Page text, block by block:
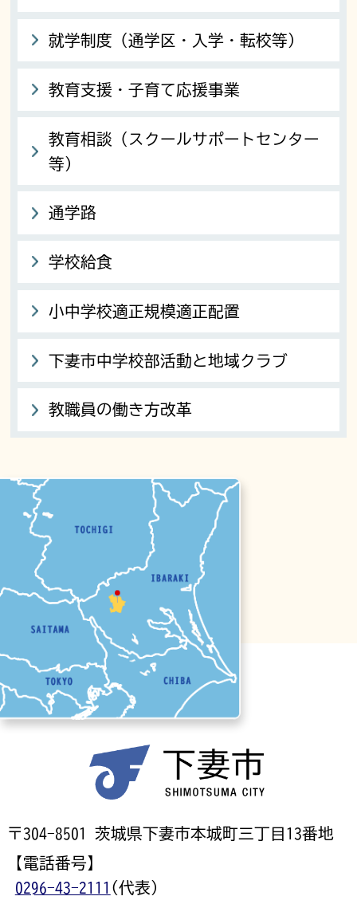
就学制度（通学区・入学・転校等）
教育支援・子育て応援事業
教育相談（スクールサポートセンター
等）
通学路
学校給食
小中学校適正規模適正配置
下妻市中学校部活動と地域クラブ
教職員の働き方改革
〒304-8501 茨城県下妻市本城町三丁目13番地
【電話番号】
0296-43-2111 (代表)